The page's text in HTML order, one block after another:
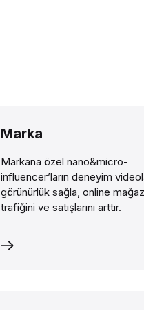
Marka
Markana özel nano&micro-
influencer’ların deneyim
görünürlük sağla, online
trafiğini ve satışlarını arttır.